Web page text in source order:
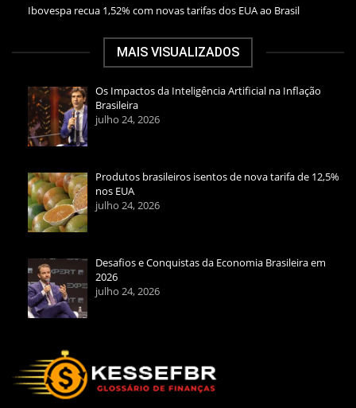
Ibovespa recua 1,52% com novas tarifas dos EUA ao Brasil
MAIS VISUALIZADOS
Os Impactos da Inteligência Artificial na Inflação
Brasileira
julho 24, 2026
Produtos brasileiros isentos de nova tarifa de 12,5%
nos EUA
julho 24, 2026
Desafios e Conquistas da Economia Brasileira em
2026
julho 24, 2026